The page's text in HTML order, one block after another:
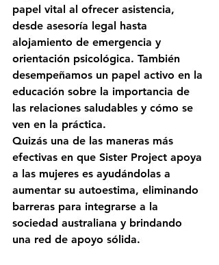
papel vital al ofrecer asistencia,
desde asesoría legal hasta
alojamiento de emergencia y
orientación psicológica. También
desempeñamos un papel activo en la
educación sobre la importancia de
las relaciones saludables y cómo se
ven en la práctica.
Quizás una de las maneras más
efectivas en que Sister Project apoya
a las mujeres es ayudándolas a
aumentar su autoestima, eliminando
barreras para integrarse a la
sociedad australiana y brindando
una red de apoyo sólida.